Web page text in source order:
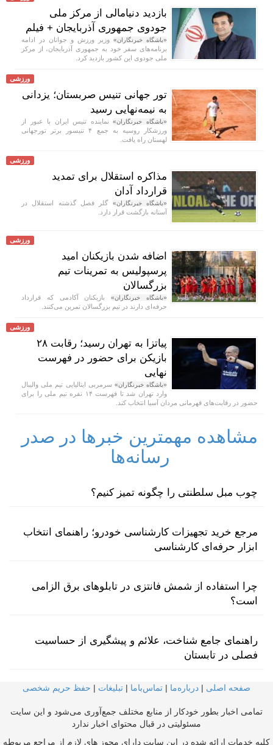
بازدید دنیامالی از مرکز ملی
جودوی جمهوری آذربایجان + فیلم
«باشگاه خبرنگاران» وزیر ورزش و جوانان در ادامه
برنامه‌های سفر خود به جمهوری آذربایجان، از مرکز
ملی جودوی این کشور بازدید کرد.
ورزشی
تور جهانی تنیس صربستان؛ یزدانی
به نیمه‌نهایی رسید
«باشگاه خبرنگاران»نماینده تنیس ایران با عبور از
ورزشکار روسیه به جمع ۴ تنیسور برتر تورجهانی
لهستان راه یافت.
ورزشی
مذاکره استقلال برای تمدید
قرارداد آدان
«باشگاه خبرنگاران» گلر فصل گذشته استقلال در
آستانه بازگشت قرار دارد.
ورزشی
اضافه شدن بازیکنان امید
پرسپولیس به تمرینات تیم
بزرگسالان
«باشگاه خبرنگاران»بازیکنان آکادمی که قرارداد
حرفه‌ای دارند در تیم بزرگسالان تمرین می‌کنند.
ورزشی
پیاتزا به تهران رسید؛ رقابت ۲۸
بازیکن برای حضور در فهرست
نهایی
«باشگاه خبرنگاران» سرمربی ایتالیایی تیم ملی والیبال
وارد تهران شد تا فهرست ۱۴ نفره تیم ملی را برای
حضور در رقابت‌های قهرمانی مردان آسیا انتخاب کند.
مشاهده مهمترین خبرها در صدر
رسانه‌ها
چوب مبل سلطنتی را چگونه تمیز کنیم؟
مرجع خرید تجهیزات کارشناسی خودرو؛ راهنمای انتخاب
ابزار حرفه‌ای کارشناسی
چرا استفاده از شمش فانتزی در تابلوهای برق الزامی
است؟
راهنمای جامع شناخت، علائم و پیشگیری از حساسیت
فصلی در تابستان
صفحه اصلی | درباره‌ما | تماس‌با‌ما | تبلیغات | حفظ حریم شخصی
تمامی اخبار بطور خودکار از منابع مختلف جمع‌آوری می‌شود و این سایت
مسئولیتی در قبال محتوای اخبار ندارد
کلیه خدمات ارائه شده در این سایت دارای مجوز های لازم از مراجع مربوطه